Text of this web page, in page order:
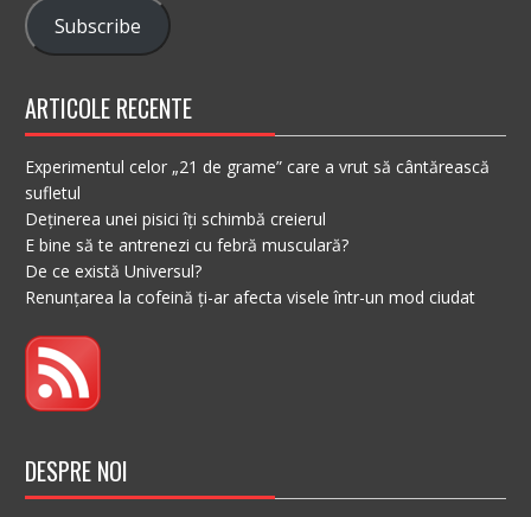
Subscribe
ARTICOLE RECENTE
Experimentul celor „21 de grame” care a vrut să cântărească
sufletul
Deținerea unei pisici îți schimbă creierul
E bine să te antrenezi cu febră musculară?
De ce există Universul?
Renunțarea la cofeină ți-ar afecta visele într-un mod ciudat
DESPRE NOI